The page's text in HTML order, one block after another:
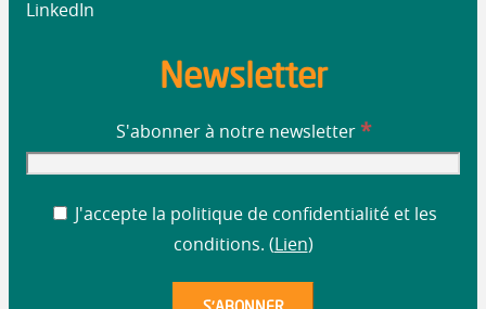
LinkedIn
Newsletter
S'abonner à notre newsletter *
J'accepte la politique de confidentialité et les
conditions. ( Lien)